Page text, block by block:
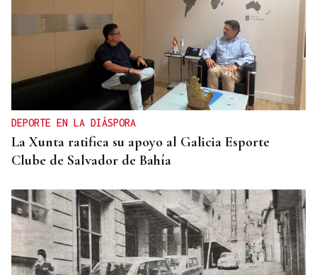
DEPORTE EN LA DIÁSPORA
La Xunta ratifica su apoyo al Galicia Esporte
Clube de Salvador de Bahía